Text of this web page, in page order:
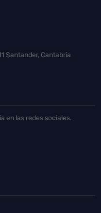
Santander, Cantabria
en las redes sociales.